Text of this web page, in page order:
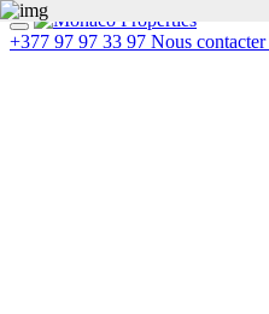
+377 97 97 33 97 Nous contacter